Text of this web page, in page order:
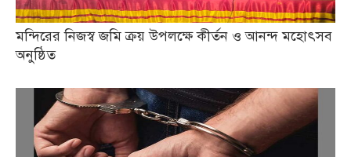
মন্দিরের নিজস্ব জমি ক্রয় উপলক্ষে কীর্তন ও আনন্দ মহোৎসব
অনুষ্ঠিত